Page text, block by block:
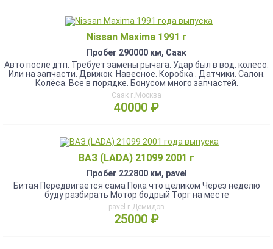
Nissan Maxima 1991 г
Пробег 290000 км, Саак
Авто после дтп. Требует замены рычага. Удар был в вод. колесо.
Или на запчасти. Движок. Навесное. Коробка . Датчики. Салон.
Колёса. Все в порядке. Бонусом много запчастей.
Саак г.Москва
40000 ₽
ВАЗ (LADA) 21099 2001 г
Пробег 222800 км, pavel
Битая Передвигается сама Пока что целиком Через неделю
буду разбирать Мотор бодрый Торг на месте
pavel г.Демидов
25000 ₽